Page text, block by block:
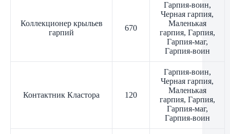
Коллекционер крыльев
гарпий
670
Гарпия-воин,
Черная гарпия,
Маленькая
гарпия, Гарпия,
Гарпия-маг,
Гарпия-воин
Контактник Кластора 120
Гарпия-воин,
Черная гарпия,
Маленькая
гарпия, Гарпия,
Гарпия-маг,
Гарпия-воин